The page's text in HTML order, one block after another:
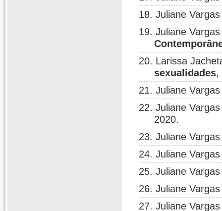
18. Juliane
19. Juliane
20. Larissa
sexualidades,
21. Juliane
22. Juliane
2020.
23. Juliane
24. Juliane
25. Juliane
26. Juliane
27. Juliane